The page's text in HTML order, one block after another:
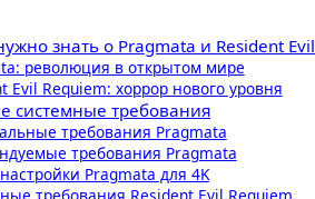
знать о Pragmata и Resident
революция в открытом мире
Evil Requiem: хоррор нового уровня
системные требования
требования Pragmata
требования Pragmata
Pragmata для 4K